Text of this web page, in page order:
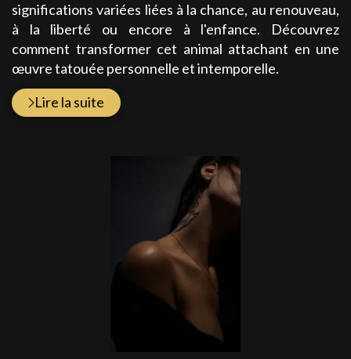
significations variées liées à la chance, au renouveau,
à la liberté ou encore à l'enfance. Découvrez
comment transformer cet animal attachant en une
œuvre tatouée personnelle et intemporelle.
Lire la suite